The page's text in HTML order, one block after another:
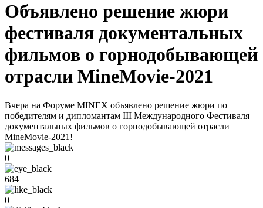
Объявлено решение жюри
фестиваля документальных
фильмов о горнодобывающей
отрасли MineMovie-2021
Вчера на Форуме MINEX объявлено решение жюри по
победителям и дипломантам III Международного Фестиваля
документальных фильмов о горнодобывающей отрасли
MineMovie-2021!
0
684
0